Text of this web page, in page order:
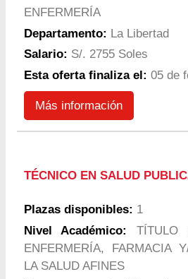
ENFERMERÍA
Departamento: La Libertad
Salario: S/. 2755 Soles
Esta oferta finaliza el: 05 de
Más información
TÉCNICO EN SALUD
Plazas disponibles: 1
Nivel Académico:
TÍTULO
ENFERMERÍA, FARMACIA
LA SALUD AFINES